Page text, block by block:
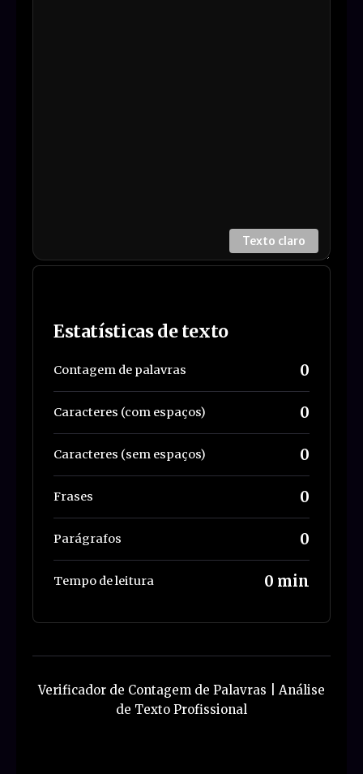
Texto claro
Estatísticas de texto
Contagem de palavras 0
Caracteres (com espaços) 0
Caracteres (sem espaços) 0
Frases 0
Parágrafos 0
Tempo de leitura 0 min
Verificador de Contagem de Palavras | Análise
de Texto Profissional